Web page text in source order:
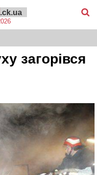
.ck.ua
загорівся